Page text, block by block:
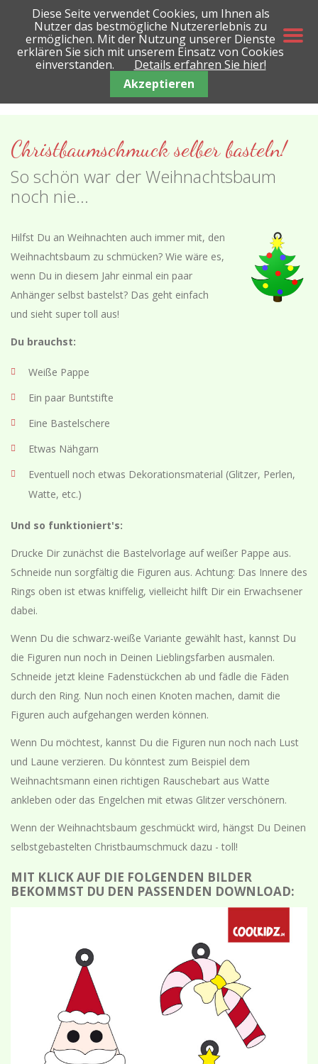
Christbaumschmuck selber basteln!
So schön war der Weihnachtsbaum
noch nie...
Hilfst Du an Weihnachten auch immer mit, den
Weihnachtsbaum zu schmücken? Wie wäre es,
wenn Du in diesem Jahr einmal ein paar
Anhänger selbst bastelst? Das geht einfach
und sieht super toll aus!
Du brauchst:
Weiße Pappe
Ein paar Buntstifte
Eine Bastelschere
Etwas Nähgarn
Eventuell noch etwas Dekorationsmaterial (Glitzer, Perlen,
Watte, etc.)
Und so funktioniert's:
Drucke Dir zunächst die Bastelvorlage auf weißer Pappe aus.
Schneide nun sorgfältig die Figuren aus. Achtung: Das Innere des
Rings oben ist etwas kniffelig, vielleicht hilft Dir ein Erwachsener
dabei.
Wenn Du die schwarz-weiße Variante gewählt hast, kannst Du
die Figuren nun noch in Deinen Lieblingsfarben ausmalen.
Schneide jetzt kleine Fadenstückchen ab und fädle die Fäden
durch den Ring. Nun noch einen Knoten machen, damit die
Figuren auch aufgehangen werden können.
Wenn Du möchtest, kannst Du die Figuren nun noch nach Lust
und Laune verzieren. Du könntest zum Beispiel dem
Weihnachtsmann einen richtigen Rauschebart aus Watte
ankleben oder das Engelchen mit etwas Glitzer verschönern.
Wenn der Weihnachtsbaum geschmückt wird, hängst Du Deinen
selbstgebastelten Christbaumschmuck dazu - toll!
MIT KLICK AUF DIE FOLGENDEN BILDER
BEKOMMST DU DEN PASSENDEN DOWNLOAD:
Diese Seite verwendet Cookies, um Ihnen als
Nutzer das bestmögliche Nutzererlebnis zu
ermöglichen. Mit der Nutzung unserer Dienste
erklären Sie sich mit unserem Einsatz von Cookies
einverstanden.
Details erfahren Sie hier!
Akzeptieren